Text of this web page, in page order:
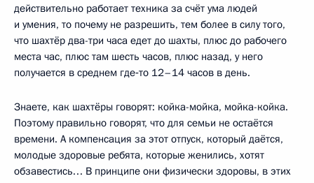
действительно работает техника за счёт ума людей
и умения, то почему не разрешить, тем более в силу того,
что шахтёр два-три часа едет до шахты, плюс до рабочего
места час, плюс там шесть часов, плюс назад, у него
получается в среднем где‑то 12–14 часов в день.
Знаете, как шахтёры говорят: койка-мойка, мойка-койка.
Поэтому правильно говорят, что для семьи не остаётся
времени. А компенсация за этот отпуск, который даётся,
молодые здоровые ребята, которые женились, хотят
обзавестись… В принципе они физически здоровы, в этих